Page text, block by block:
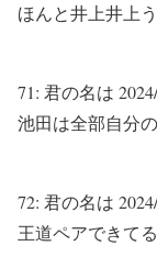
ほんと井上井上
71: 君の名は
池田は全部自分
72: 君の名は
王道ペアできて